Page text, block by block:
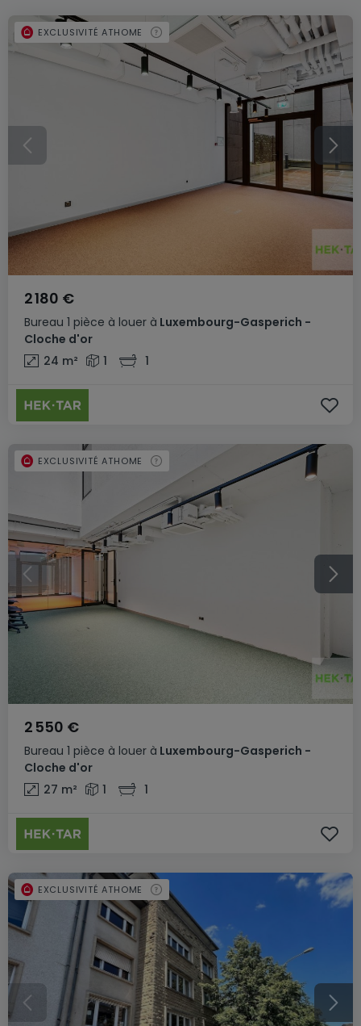
Bureau 1 pièce à louer à Luxembourg-Gasperich -
Cloche d'or
2 180 €
24 m² 1 1
EXCLUSIVITÉ ATHOME
Bureau 1 pièce à louer à Luxembourg-Gasperich -
Cloche d'or
2 550 €
27 m² 1 1
EXCLUSIVITÉ ATHOME
EXCLUSIVITÉ ATHOME